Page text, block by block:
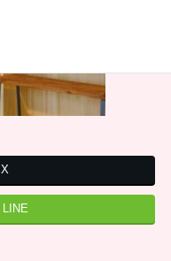
X
LINE